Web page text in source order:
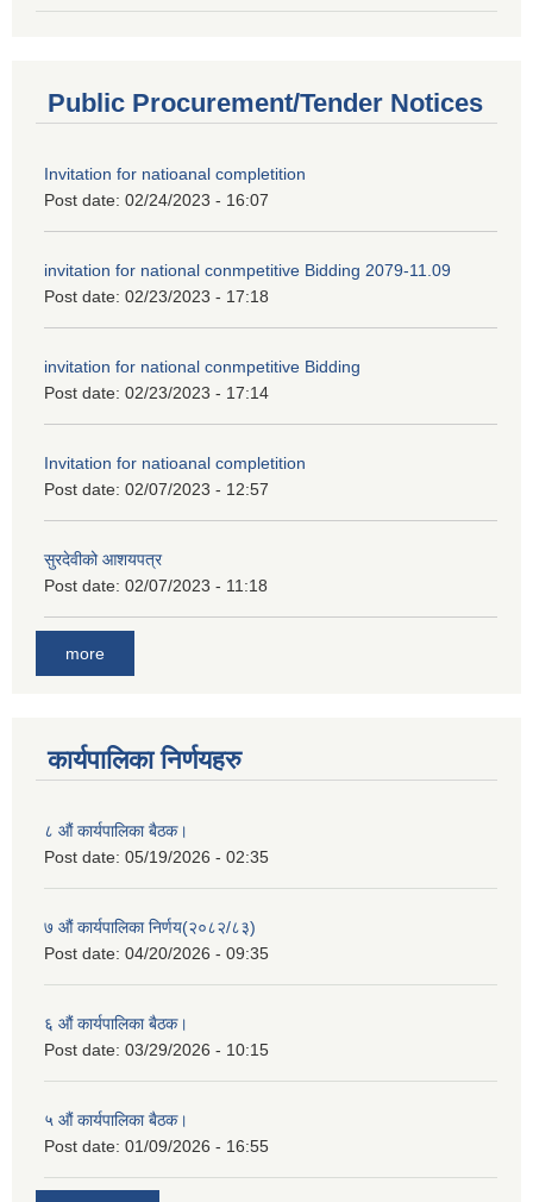
Public Procurement/Tender Notices
Invitation for natioanal completition
Post date: 02/24/2023 - 16:07
invitation for national conmpetitive Bidding 2079-11.09
Post date: 02/23/2023 - 17:18
invitation for national conmpetitive Bidding
Post date: 02/23/2023 - 17:14
Invitation for natioanal completition
Post date: 02/07/2023 - 12:57
सुरदेवीको आशयपत्र
Post date: 02/07/2023 - 11:18
more
कार्यपालिका निर्णयहरु
८ औं कार्यपालिका बैठक।
Post date: 05/19/2026 - 02:35
७ औं कार्यपालिका निर्णय(२०८२/८३)
Post date: 04/20/2026 - 09:35
६ औं कार्यपालिका बैठक।
Post date: 03/29/2026 - 10:15
५ औं कार्यपालिका बैठक।
Post date: 01/09/2026 - 16:55